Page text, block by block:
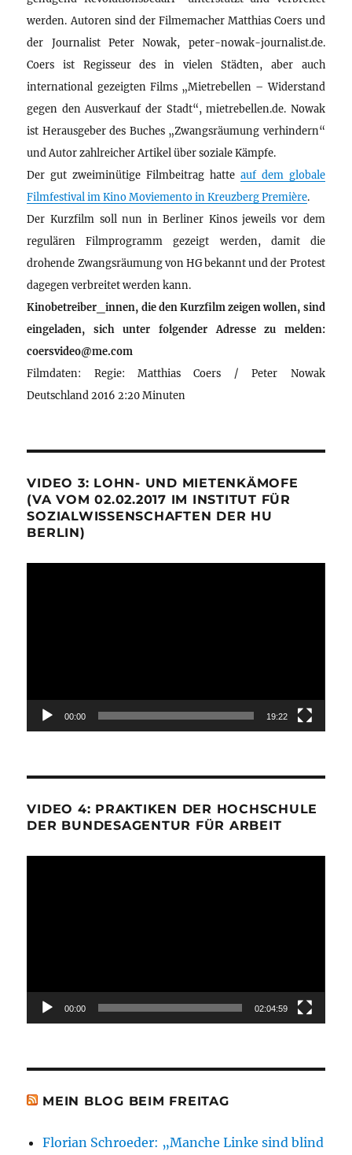
werden. Autoren sind der Filmemacher Matthias Coers und
der Journalist Peter Nowak, peter-nowak-journalist.de.
Coers ist Regisseur des in vielen Städten, aber auch
international gezeigten Films „Mietrebellen – Widerstand
gegen den Ausverkauf der Stadt“, mietrebellen.de. Nowak
ist Herausgeber des Buches „Zwangsräumung verhindern“
und Autor zahlreicher Artikel über soziale Kämpfe.
Der gut zweiminütige Filmbeitrag hatte auf dem globale
Filmfestival im Kino Moviemento in Kreuzberg Première.
Der Kurzfilm soll nun in Berliner Kinos jeweils vor dem
regulären Filmprogramm gezeigt werden, damit die
drohende Zwangsräumung von HG bekannt und der Protest
dagegen verbreitet werden kann.
Kinobetreiber_innen, die den Kurzfilm zeigen wollen, sind
eingeladen, sich unter folgender Adresse zu melden:
coersvideo@me.com
Filmdaten: Regie: Matthias Coers / Peter Nowak
Deutschland 2016 2:20 Minuten
VIDEO 3: LOHN- UND MIETENKÄMOFE
(VA VOM 02.02.2017 IM INSTITUT FÜR
SOZIALWISSENSCHAFTEN DER HU
BERLIN)
00:00 19:22
VIDEO 4: PRAKTIKEN DER HOCHSCHULE
DER BUNDESAGENTUR FÜR ARBEIT
00:00 02:04:59
MEIN BLOG BEIM FREITAG
Florian Schroeder: „Manche Linke sind blind